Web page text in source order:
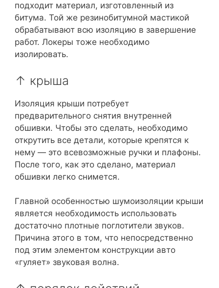
подходит материал, изготовленный из
битума. Той же резинобитумной мастикой
обрабатывают всю изоляцию в завершение
работ. Локеры тоже необходимо
изолировать.
↑ крыша
Изоляция крыши потребует
предварительного снятия внутренней
обшивки. Чтобы это сделать, необходимо
открутить все детали, которые крепятся к
нему — это всевозможные ручки и плафоны.
После того, как это сделано, материал
обшивки легко снимется.
Главной особенностью шумоизоляции крыши
является необходимость использовать
достаточно плотные поглотители звуков.
Причина этого в том, что непосредственно
под этим элементом конструкции авто
«гуляет» звуковая волна.